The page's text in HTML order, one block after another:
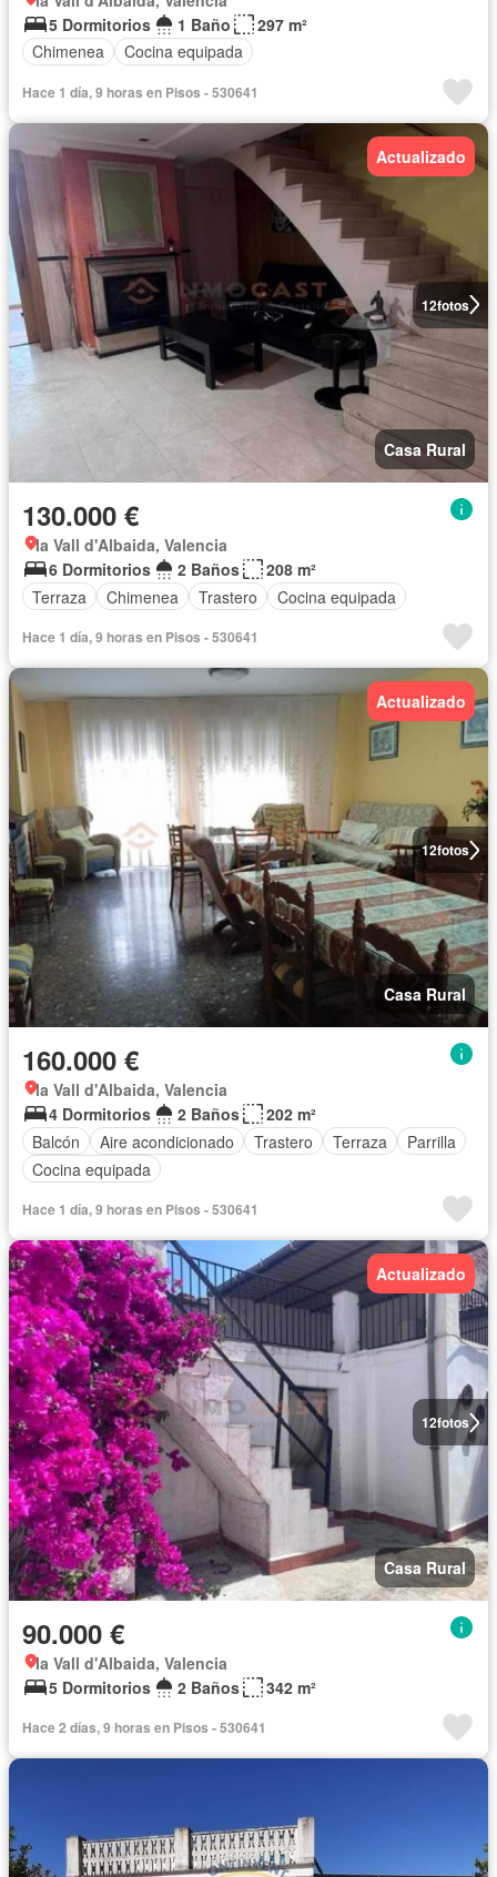
5 Dormitorios
1 Baño
297 m²
Chimenea
Cocina equipada
Hace 1 día, 9 horas en Pisos - 530641
12fotos
Actualizado
Casa Rural
130.000 €
la Vall d'Albaida, Valencia
6 Dormitorios
2 Baños
208 m²
Terraza
Chimenea Trastero Cocina equipada
Hace 1 día, 9 horas en Pisos - 530641
12fotos
Actualizado
Casa Rural
160.000 €
la Vall d'Albaida, Valencia
4 Dormitorios
2 Baños
202 m²
Balcón
Aire acondicionado Trastero Terraza
Parrilla
Cocina equipada
Hace 1 día, 9 horas en Pisos - 530641
12fotos
Actualizado
Casa Rural
90.000 €
la Vall d'Albaida, Valencia
5 Dormitorios
2 Baños 342 m²
Hace 2 días, 9 horas en Pisos - 530641